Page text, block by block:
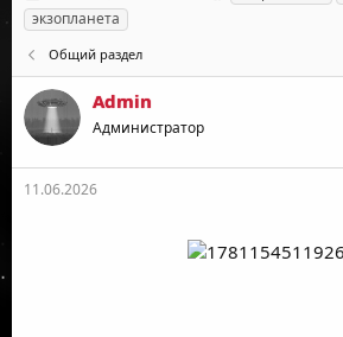
в
т
о
р
т
е
м
а
т
а
н
а
а
е
экзопланета
Общий раздел
Admin
Администратор
11.06.2026